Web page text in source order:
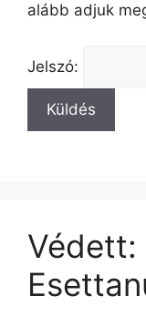
alább adjuk
Jelszó:
Védett: